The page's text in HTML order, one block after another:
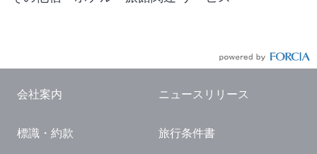
国内観光ガイド
会社案内 ニュースリリース
標識・約款 旅行条件書